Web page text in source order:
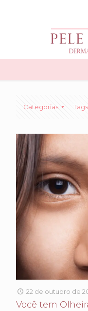
Categorias Tags
22 de outubro de
Você tem